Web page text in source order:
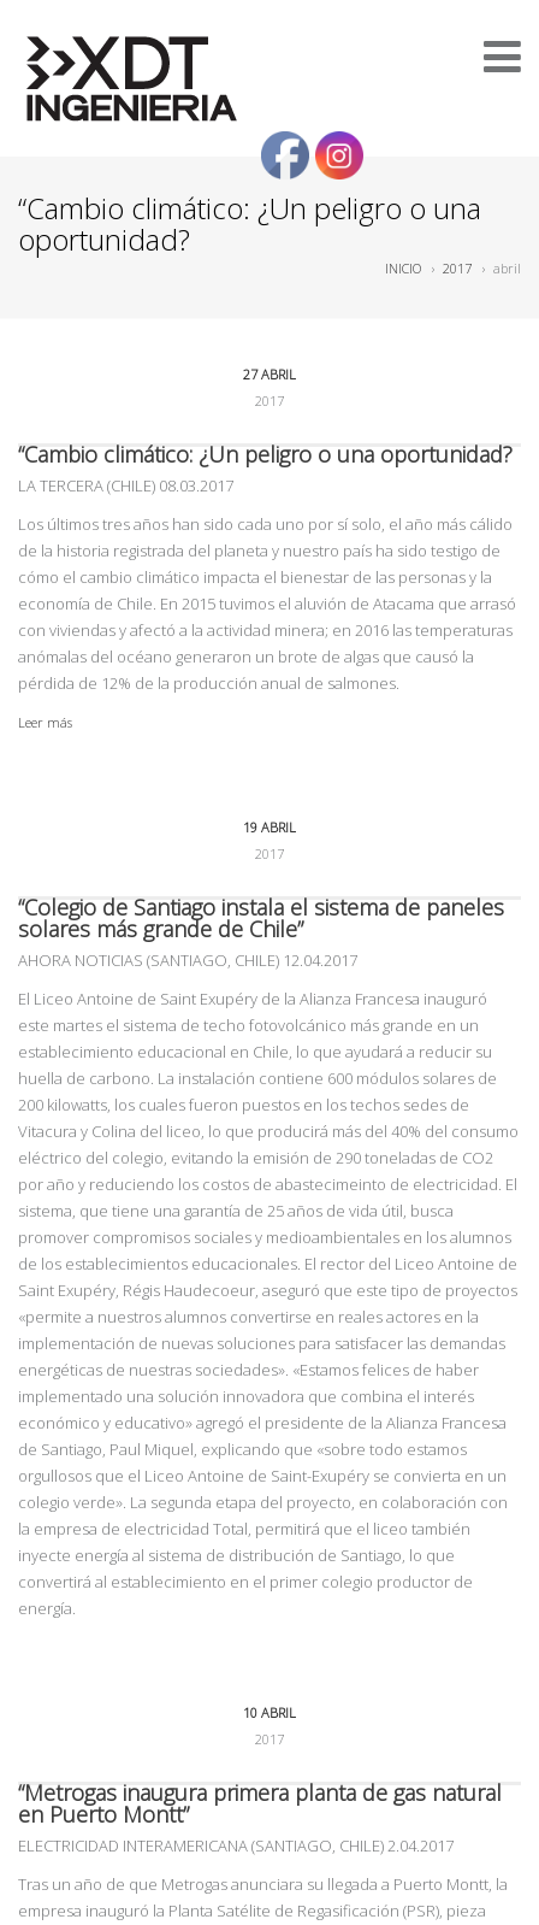
“Cambio climático: ¿Un peligro o una
oportunidad?
INICIO › 2017 › abril
27 ABRIL
2017
“Cambio climático: ¿Un peligro o una oportunidad?
LA TERCERA (CHILE) 08.03.2017
Los últimos tres años han sido cada uno por sí solo, el año más cálido
de la historia registrada del planeta y nuestro país ha sido testigo de
cómo el cambio climático impacta el bienestar de las personas y la
economía de Chile. En 2015 tuvimos el aluvión de Atacama que arrasó
con viviendas y afectó a la actividad minera; en 2016 las temperaturas
anómalas del océano generaron un brote de algas que causó la
pérdida de 12% de la producción anual de salmones.
Leer más
19 ABRIL
2017
“Colegio de Santiago instala el sistema de paneles
solares más grande de Chile”
AHORA NOTICIAS (SANTIAGO, CHILE) 12.04.2017
El Liceo Antoine de Saint Exupéry de la Alianza Francesa inauguró
este martes el sistema de techo fotovolcánico más grande en un
establecimiento educacional en Chile, lo que ayudará a reducir su
huella de carbono. La instalación contiene 600 módulos solares de
200 kilowatts, los cuales fueron puestos en los techos sedes de
Vitacura y Colina del liceo, lo que producirá más del 40% del consumo
eléctrico del colegio, evitando la emisión de 290 toneladas de CO2
por año y reduciendo los costos de abastecimeinto de electricidad. El
sistema, que tiene una garantía de 25 años de vida útil, busca
promover compromisos sociales y medioambientales en los alumnos
de los establecimientos educacionales. El rector del Liceo Antoine de
Saint Exupéry, Régis Haudecoeur, aseguró que este tipo de proyectos
«permite a nuestros alumnos convertirse en reales actores en la
implementación de nuevas soluciones para satisfacer las demandas
energéticas de nuestras sociedades». «Estamos felices de haber
implementado una solución innovadora que combina el interés
económico y educativo» agregó el presidente de la Alianza Francesa
de Santiago, Paul Miquel, explicando que «sobre todo estamos
orgullosos que el Liceo Antoine de Saint-Exupéry se convierta en un
colegio verde». La segunda etapa del proyecto, en colaboración con
la empresa de electricidad Total, permitirá que el liceo también
inyecte energía al sistema de distribución de Santiago, lo que
convertirá al establecimiento en el primer colegio productor de
energía.
10 ABRIL
2017
“Metrogas inaugura primera planta de gas natural
en Puerto Montt”
ELECTRICIDAD INTERAMERICANA (SANTIAGO, CHILE) 2.04.2017
Tras un año de que Metrogas anunciara su llegada a Puerto Montt, la
empresa inauguró la Planta Satélite de Regasificación (PSR), pieza